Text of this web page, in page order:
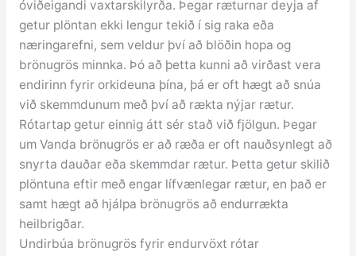
óviðeigandi vaxtarskilyrða. Þegar ræturnar deyja af
getur plöntan ekki lengur tekið í sig raka eða
næringarefni, sem veldur því að blöðin hopa og
brönugrös minnka. Þó að þetta kunni að virðast vera
endirinn fyrir orkideuna þína, þá er oft hægt að snúa
við skemmdunum með því að rækta nýjar rætur.
Rótartap getur einnig átt sér stað við fjölgun. Þegar
um Vanda brönugrös er að ræða er oft nauðsynlegt að
snyrta dauðar eða skemmdar rætur. Þetta getur skilið
plöntuna eftir með engar lífvænlegar rætur, en það er
samt hægt að hjálpa brönugrös að endurrækta
heilbrigðar.
Undirbúa brönugrös fyrir endurvöxt rótar